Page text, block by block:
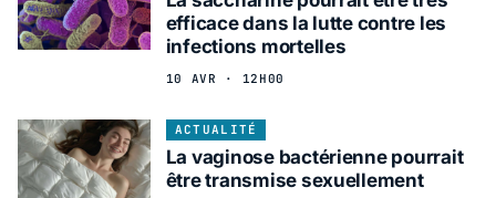
efficace dans la lutte contre les
infections mortelles
10 AVR · 12H00
ACTUALITÉ
La vaginose bactérienne pourrait
être transmise sexuellement